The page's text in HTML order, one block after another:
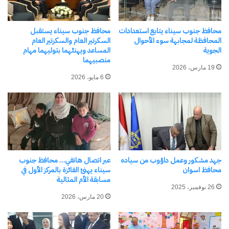
محافظ جنوب سيناء يلتقي
مشايخ وعواقل وبدو خليج
السويس
28 أكتوبر، 2025
في "محافظات"
اكتشاف المزيد من
اشترك للحصول على أحدث التدوينات المرسلة إلى بريدك
الإلكتروني.
كتابة بريدك الإلكتروني...
اشتراك
محافظ جنوب سيناء يتابع استعدادات
المحافظة لمجابهة سوء الأحوال
الجوية
19 مارس، 2026
محافظ جنوب سيناء يستقبل
السكرتير العام والسكرتير العام
المساعد ويهنئهما بتوليهما مهام
منصبيهما
6 مايو، 2026
جهد مشكور وعمل داؤوب من سياده
محافظ اسوان
26 نوفمبر، 2025
عبر اتصال هاتفي… محافظ جنوب
سيناء يهنئ الفائزة بالمركز الأول في
مسابقة الأم المثالية
20 مارس، 2026